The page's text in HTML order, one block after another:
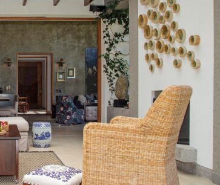
SAINT-GOBAIN IMPTEK – XI CONVENCIÓN
INTERNACIONAL